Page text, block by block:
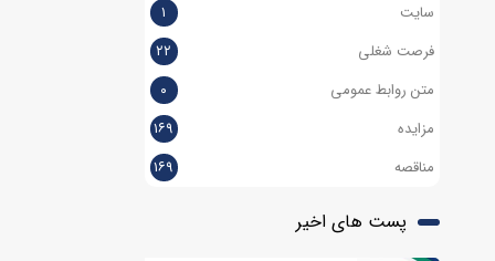
سایت
۱
فرصت شغلی
۲۲
متن روابط عمومی
۰
مزایده
۱۶۹
مناقصه
۱۶۹
پست های اخیر